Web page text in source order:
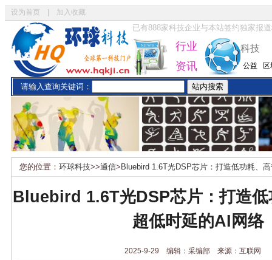
设为首页 加入收藏
已有888家科技企业与本站签约独家报
行业
资讯
科技
公益
请输入查询关键词：
您的位置： 环球科技>>通信> Bluebird 1.6T光DSP芯片：打造低功耗、
Bluebird 1.6T光DSP芯片：打造低
超低时延的AI网络
2025-9-29 编辑：采编部 来源：互联网